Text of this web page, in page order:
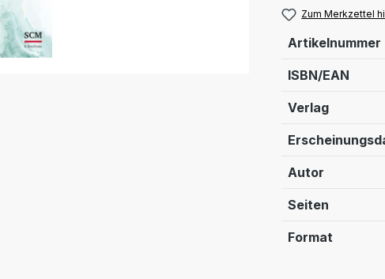
Zum Merkzettel
Artikelnummer
ISBN/EAN
Verlag
Autor
Seiten
Format